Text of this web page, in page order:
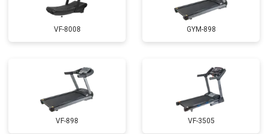
VF-8008 GYM-898
VF-898 VF-3505